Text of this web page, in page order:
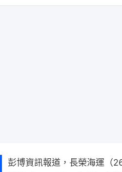
彭博資訊報道，長榮海運（